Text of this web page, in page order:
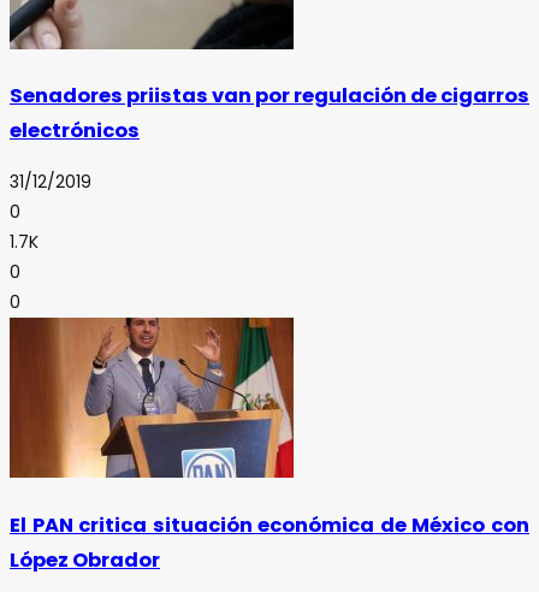
Senadores priistas van por regulación de cigarros
electrónicos
31/12/2019
0
1.7K
0
0
El PAN critica situación económica de México con
López Obrador